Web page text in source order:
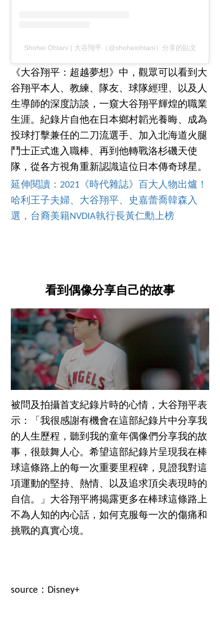
Shohei Ohtani | 大谷翔平（@shoheiohtani）分享的貼文
《大谷翔平：超越夢想》中，觀眾可以看到大
谷翔平本人、教練、隊友、球隊經理、以及人
生導師的深度訪談，一窺大谷翔平輝煌的職業
生涯。紀錄片自他在日本鄉村韜光養晦、成為
投球打擊兼任的二刀流選手、加入北海道火腿
鬥士正式進入職棒、再到他轉戰洛杉磯天使
隊，從各方視角重新認識這位日本傳奇球星。
延伸閱讀：2021《時代雜誌》百大人物出爐！
哈利王子夫婦、大谷翔平、史嘉蕾喬韓森入
選，台裔美籍NVDIA執行長黃仁勳上榜
看到偶像分享自己的故事
被問及拍攝首支紀錄片時的心情，大谷翔平表
示：「我很感謝有機會在這部紀錄片中分享我
的人生歷程，聽到我的童年偶像們分享我的故
事，很鼓舞人心。希望這部紀錄片呈現我在棒
球這條路上的每一次重要里程碑，見證我對這
項運動的堅持、熱情、以及追求頂尖表現時的
自信。」大谷翔平將揭露更多在棒球這條路上
不為人知的內心話，如何克服每一次的傷痛和
挑戰的真實心境。
source：Disney+